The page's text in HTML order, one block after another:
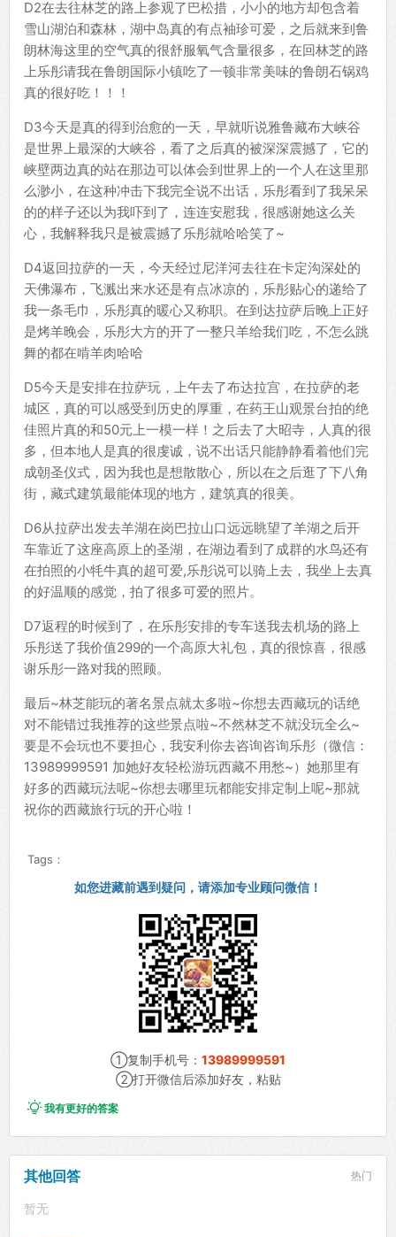
D2在去往林芝的路上参观了巴松措，小小的地方却包含着
雪山湖泊和森林，湖中岛真的有点袖珍可爱，之后就来到鲁
朗林海这里的空气真的很舒服氧气含量很多，在回林芝的路
上乐彤请我在鲁朗国际小镇吃了一顿非常美味的鲁朗石锅鸡
真的很好吃！！！
D3今天是真的得到治愈的一天，早就听说雅鲁藏布大峡谷
是世界上最深的大峡谷，看了之后真的被深深震撼了，它的
峡壁两边真的站在那边可以体会到世界上的一个人在这里那
么渺小，在这种冲击下我完全说不出话，乐彤看到了我呆呆
的的样子还以为我吓到了，连连安慰我，很感谢她这么关
心，我解释我只是被震撼了乐彤就哈哈笑了~
D4返回拉萨的一天，今天经过尼洋河去往在卡定沟深处的
天佛瀑布，飞溅出来水还是有点冰凉的，乐彤贴心的递给了
我一条毛巾，乐彤真的暖心又称职。在到达拉萨后晚上正好
是烤羊晚会，乐彤大方的开了一整只羊给我们吃，不怎么跳
舞的都在啃羊肉哈哈
D5今天是安排在拉萨玩，上午去了布达拉宫，在拉萨的老
城区，真的可以感受到历史的厚重，在药王山观景台拍的绝
佳照片真的和50元上一模一样！之后去了大昭寺，人真的很
多，但本地人是真的很虔诚，说不出话只能静静看着他们完
成朝圣仪式，因为我也是想散散心，所以在之后逛了下八角
街，藏式建筑最能体现的地方，建筑真的很美。
D6从拉萨出发去羊湖在岗巴拉山口远远眺望了羊湖之后开
车靠近了这座高原上的圣湖，在湖边看到了成群的水鸟还有
在拍照的小牦牛真的超可爱,乐彤说可以骑上去，我坐上去真
的好温顺的感觉，拍了很多可爱的照片。
D7返程的时候到了，在乐彤安排的专车送我去机场的路上
乐彤送了我价值299的一个高原大礼包，真的很惊喜，很感
谢乐彤一路对我的照顾。
最后~林芝能玩的著名景点就太多啦~你想去西藏玩的话绝
对不能错过我推荐的这些景点啦~不然林芝不就没玩全么~
要是不会玩也不要担心，我安利你去咨询咨询乐彤（微信：
13989999591 加她好友轻松游玩西藏不用愁~）她那里有
好多的西藏玩法呢~你想去哪里玩都能安排定制上呢~那就
祝你的西藏旅行玩的开心啦！
Tags：
如您进藏前遇到疑问，请添加专业顾问微信！
①复制手机号： 13989999591
②打开微信后添加好友，粘贴
我有更好的答案
其他回答 热门
暂无